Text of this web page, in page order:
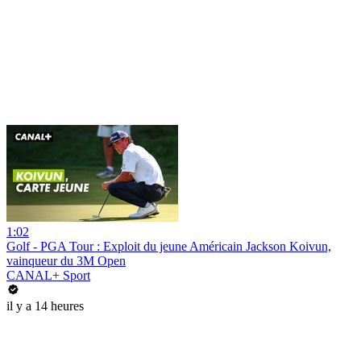
1:02
Golf - PGA Tour : Exploit du jeune Américain Jackson Koivun,
vainqueur du 3M Open
CANAL+ Sport
il y a 14 heures